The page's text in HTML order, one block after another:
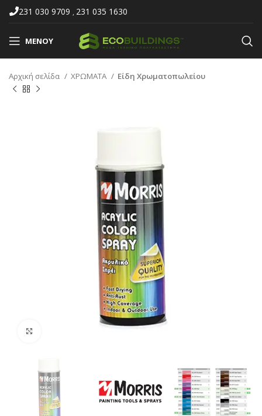
231 030 9709 , 231 035 1630
ΜΕΝΟΎ
Αρχική σελίδα ΧΡΩΜΑΤΑ Είδη Χρωματοπωλείου